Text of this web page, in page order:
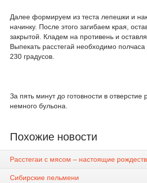
Далее формируем из теста лепешки и
начинку. После этого загибаем края,
закрытой. Кладем на противень и
Выпекать расстегай необходимо
230 градусов.
За пять минут до готовности в отверстие
немного бульона.
Похожие новости
Расстегаи с мясом – настоящие
Сибирские пельмени